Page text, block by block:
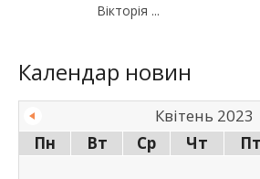
Вікторія
Календар новин
Квітень 2023
Пн
Вт Ср Чт Пт